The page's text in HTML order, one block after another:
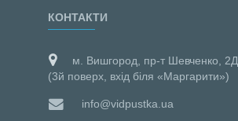
КОНТАКТИ
м. Вишгород, пр-т Шевченко, 2Д
(3й поверх, вхід біля «Маргарити»)
info@vidpustka.ua